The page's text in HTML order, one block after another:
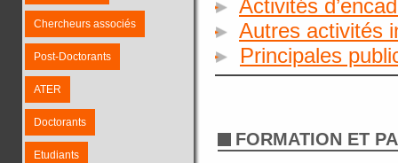
Chercheurs associés
Post-Doctorants
ATER
Doctorants
Etudiants
Activités
Autres activités
Principales
FORMATION ET